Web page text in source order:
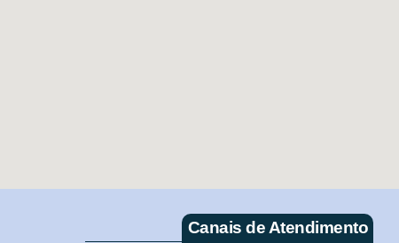
Canais de Atendimento